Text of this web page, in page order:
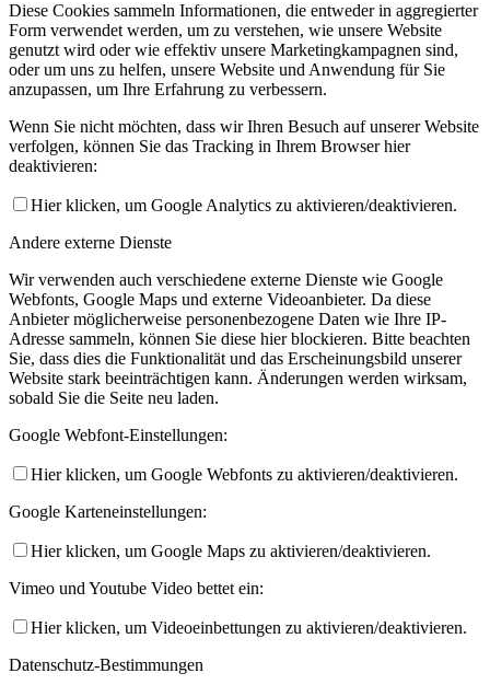
Diese Cookies sammeln Informationen, die entweder in aggregierter
Form verwendet werden, um zu verstehen, wie unsere Website
genutzt wird oder wie effektiv unsere Marketingkampagnen sind,
oder um uns zu helfen, unsere Website und Anwendung für Sie
anzupassen, um Ihre Erfahrung zu verbessern.
Wenn Sie nicht möchten, dass wir Ihren Besuch auf unserer Website
verfolgen, können Sie das Tracking in Ihrem Browser hier
deaktivieren:
Hier klicken, um Google Analytics zu aktivieren/deaktivieren.
Andere externe Dienste
Wir verwenden auch verschiedene externe Dienste wie Google
Webfonts, Google Maps und externe Videoanbieter. Da diese
Anbieter möglicherweise personenbezogene Daten wie Ihre IP-
Adresse sammeln, können Sie diese hier blockieren. Bitte beachten
Sie, dass dies die Funktionalität und das Erscheinungsbild unserer
Website stark beeinträchtigen kann. Änderungen werden wirksam,
sobald Sie die Seite neu laden.
Google Webfont-Einstellungen:
Hier klicken, um Google Webfonts zu aktivieren/deaktivieren.
Google Karteneinstellungen:
Hier klicken, um Google Maps zu aktivieren/deaktivieren.
Vimeo und Youtube Video bettet ein:
Hier klicken, um Videoeinbettungen zu aktivieren/deaktivieren.
Datenschutz-Bestimmungen